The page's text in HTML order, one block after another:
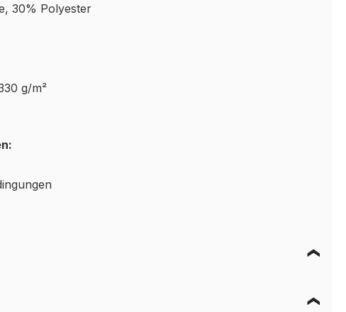
30% Polyester
g/m²